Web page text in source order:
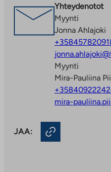
Yhteydenotot
Myynti
Jonna Ahlajoki
Myynti
Mira-Pauliina
mira-
JAA: